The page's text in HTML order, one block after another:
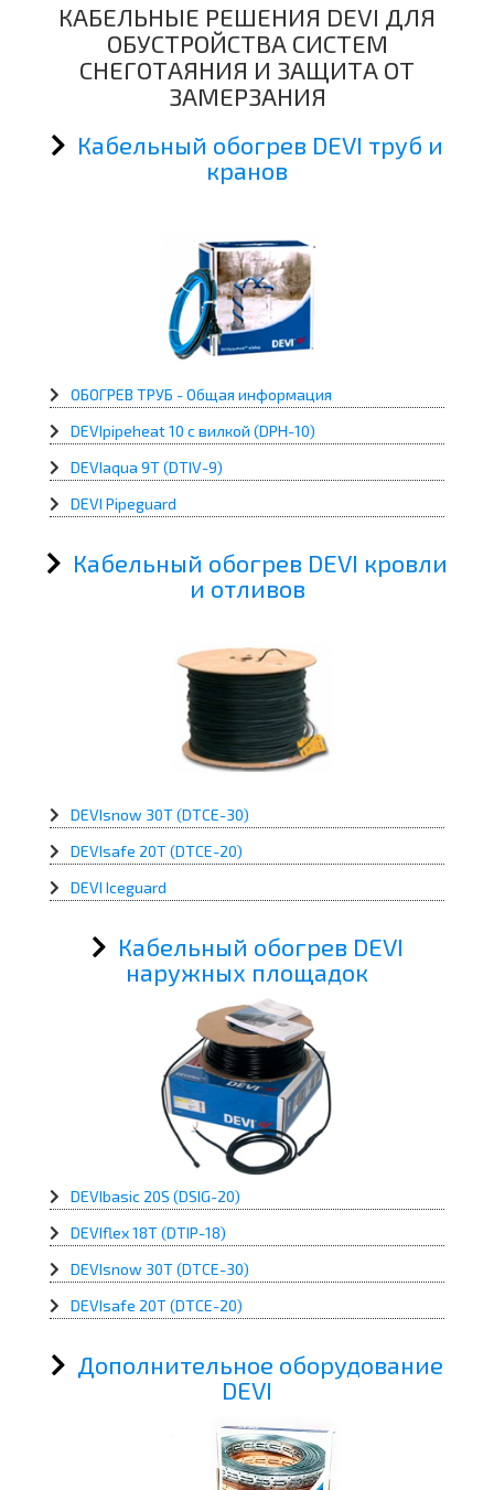
КАБЕЛЬНЫЕ РЕШЕНИЯ DEVI ДЛЯ
ОБУСТРОЙСТВА СИСТЕМ
СНЕГОТАЯНИЯ И ЗАЩИТА ОТ
ЗАМЕРЗАНИЯ
Кабельный обогрев DEVI труб и
кранов
ОБОГРЕВ ТРУБ - Общая информация
DEVIpipeheat 10 с вилкой (DPH-10)
DEVIaqua 9T (DTIV-9)
DEVI Pipeguard
Кабельный обогрев DEVI кровли
и отливов
DEVIsnow 30T (DTCE-30)
DEVIsafe 20T (DTCE-20)
DEVI Iceguard
Кабельный обогрев DEVI
наружных площадок
DEVIbasic 20S (DSIG-20)
DEVIflex 18T (DTIP-18)
DEVIsnow 30T (DTCE-30)
DEVIsafe 20T (DTCE-20)
Дополнительное оборудование
DEVI